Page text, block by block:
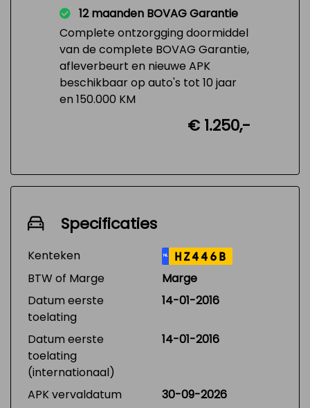
12 maanden BOVAG Garantie
Complete ontzorgging doormiddel
van de complete BOVAG Garantie,
afleverbeurt en nieuwe APK
beschikbaar op auto's tot 10 jaar
en 150.000 KM
€ 1.250,-
Specificaties
Kenteken NL HZ446B
BTW of Marge
Marge
Datum eerste
toelating
14-01-2016
Datum eerste
toelating
(internationaal)
14-01-2016
APK vervaldatum
30-09-2026